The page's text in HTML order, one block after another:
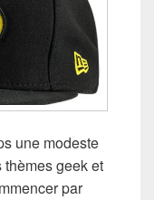
une modeste
geek et
par